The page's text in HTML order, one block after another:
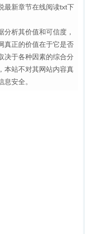
最新章节在线阅读txt下
析其价值和可信度，
真正的价值在于它是否
决于各种因素的综合分
本站不对其网站内容真
安全。